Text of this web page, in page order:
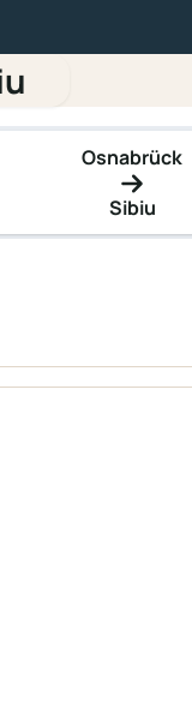
Osnabrück
Sibiu